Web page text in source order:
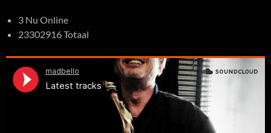
3 Nu Online
23302916 Totaal